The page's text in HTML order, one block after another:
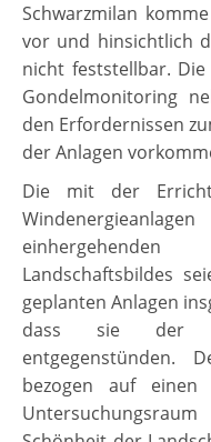
Schwarzmilan
vor und hinsichtlich
nicht feststellbar.
Gondelmonitoring
den Erfordernissen
der Anlagen
Die mit der
Landschaftsbildes
geplanten Anlagen
dass sie der
entgegenstünden.
bezogen auf einen